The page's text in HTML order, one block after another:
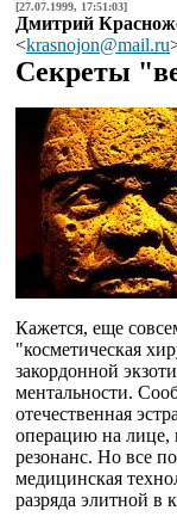
[27.07.1999, 17:51:03]
Дмитрий
<krasnojon@mail.ru
Секреты
Кажется, еще
"косметическая
закордонной
ментальности.
отечественная
операцию на
резонанс. Но все
медицинская
разряда элитной в